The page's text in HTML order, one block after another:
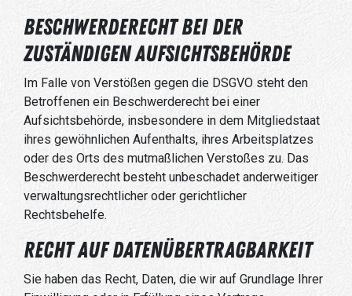
Beschwerde­recht bei der
zuständigen Aufsichts­behörde
Im Falle von Verstößen gegen die DSGVO steht den
Betroffenen ein Beschwerderecht bei einer
Aufsichtsbehörde, insbesondere in dem Mitgliedstaat
ihres gewöhnlichen Aufenthalts, ihres Arbeitsplatzes
oder des Orts des mutmaßlichen Verstoßes zu. Das
Beschwerderecht besteht unbeschadet anderweitiger
verwaltungsrechtlicher oder gerichtlicher
Rechtsbehelfe.
Recht auf Daten­übertrag­barkeit
Sie haben das Recht, Daten, die wir auf Grundlage Ihrer